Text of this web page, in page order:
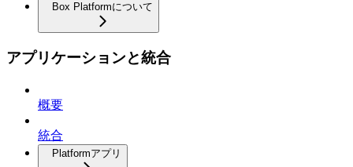
Box Platformについて
アプリケーションと統合
概要
統合
Platformアプリ